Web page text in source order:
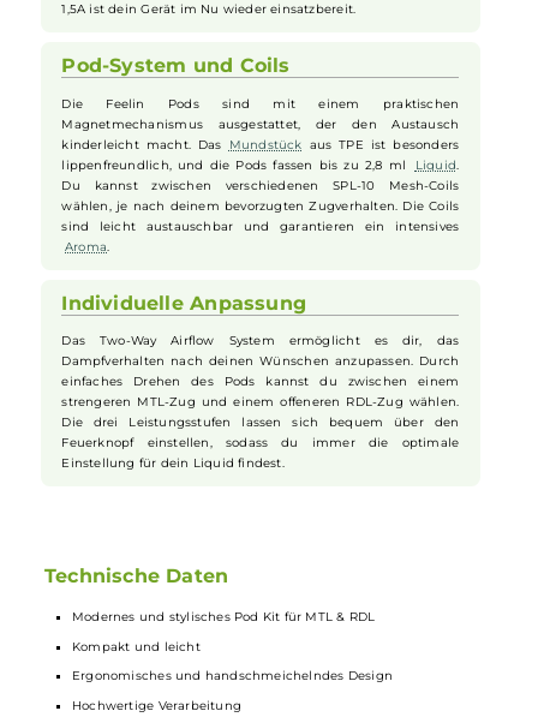
angenehm in der Hand. Die ergonomische Form und die
Hingucker. Du wirst begeistert sein, wie einfach die
Bedienung ist - alles funktioniert intuitiv und ohne Aufwand.
Batterie und Aufladung
Mit dem leistungsstarken 1000 mAh Akku kannst du deinen
Dampfgenuss den ganzen Tag über genießen. Der Akku
bietet eine beeindruckende Ausdauer und kann schnell über
den USB Typ-C Anschluss aufgeladen werden. Lange
1,5A ist dein Gerät im Nu wieder einsatzbereit.
Pod-System und Coils
Die Feelin Pods sind mit einem praktischen
Magnetmechanismus ausgestattet, der den Austausch
kinderleicht macht. DasMundstückaus TPE ist besonders
lippenfreundlich, und die Pods fassen bis zu 2,8 ml
Individuelle Anpassung
Das Two-Way Airflow System ermöglicht es dir, das
einfaches Drehen des Pods kannst du zwischen einem